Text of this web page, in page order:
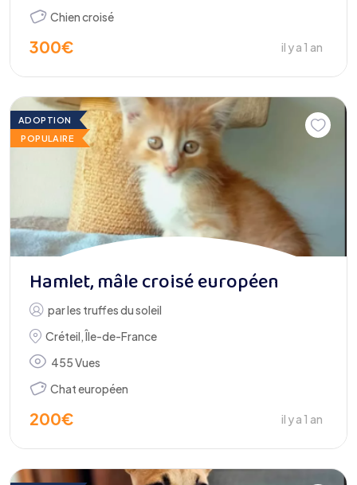
Chien croisé
300€ il y a 1 an
ADOPTION
POPULAIRE
Hamlet, mâle croisé européen
parles truffes du soleil
Créteil,Île-de-France
455 Vues
Chat européen
200€ il y a 1 an